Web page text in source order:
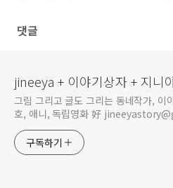
댓글
jineeya + 이야기상자 + 지니
그림 그리고 글도 그리는 동네작가, 이
호, 애니, 독립영화 好
구독하기